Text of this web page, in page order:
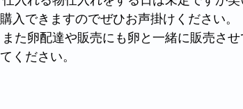
購入できますのでぜひお声掛けください。
てください。